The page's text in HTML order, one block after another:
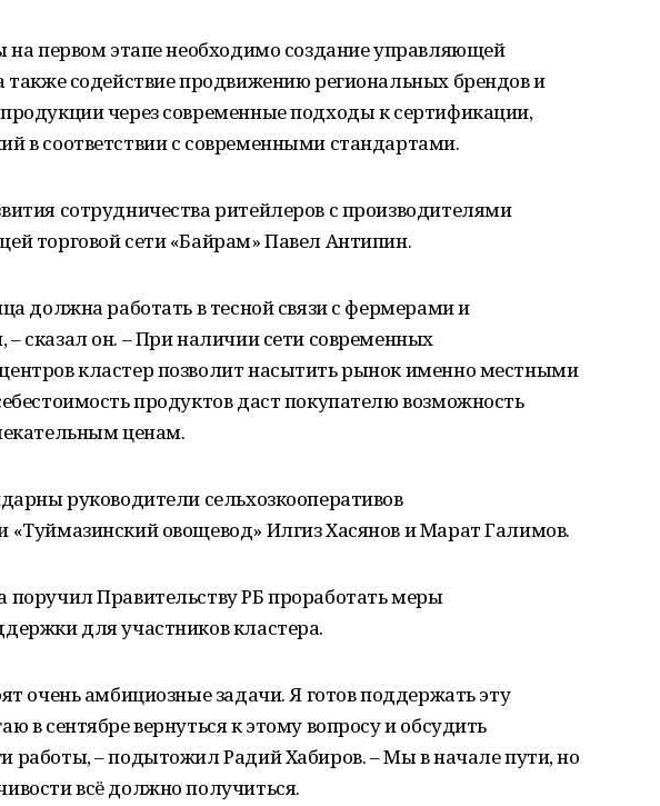
на первом этапе необходимо создание управляющей
также содействие продвижению региональных брендов и
через современные подходы к сертификации,
в соответствии с современными стандартами.
сотрудничества ритейлеров с производителями
торговой сети «Байрам» Павел Антипин.
должна работать в тесной связи с фермерами и
сказал он. – При наличии сети современных
кластер позволит насытить рынок именно местными
продуктов даст покупателю возможность
ценам.
руководители сельхозкооперативов
«Туймазинский овощевод» Илгиз Хасянов и Марат Галимов.
поручил Правительству РБ проработать меры
для участников кластера.
очень амбициозные задачи. Я готов поддержать эту
в сентябре вернуться к этому вопросу и обсудить
работы, – подытожил Радий Хабиров. – Мы в начале пути, но
всё должно получиться.